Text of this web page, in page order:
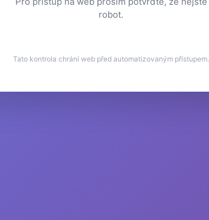
robot.
Tato kontrola chrání web před automatizovaným přístupem.